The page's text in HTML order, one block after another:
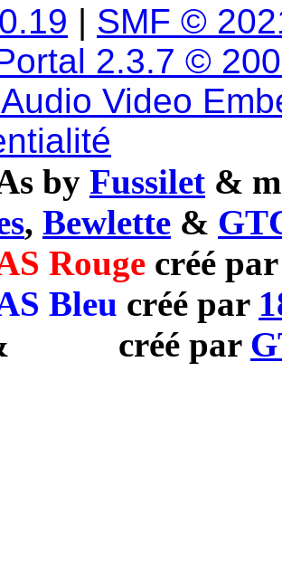
| SMF ©
2.3.7 ©
Video
by Fussilet &
, Bewlette &
Rouge créé
Bleu créé par
créé par